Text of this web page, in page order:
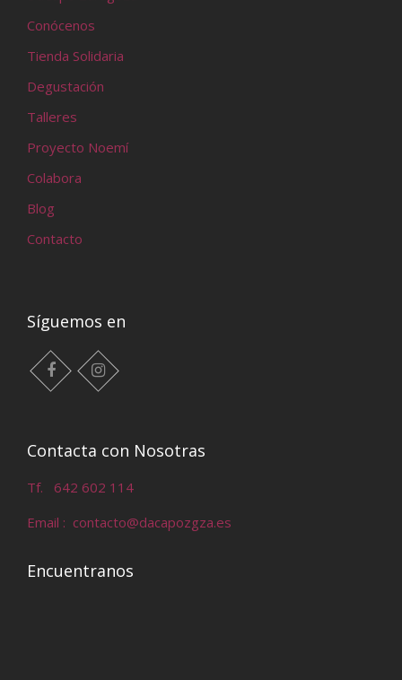
Conócenos
Tienda Solidaria
Degustación
Talleres
Proyecto Noemí
Colabora
Blog
Contacto
Síguemos en
facebook instagram
Contacta con Nosotras
Tf. 642 602 114
Email : contacto@dacapozgza.es
Encuentranos